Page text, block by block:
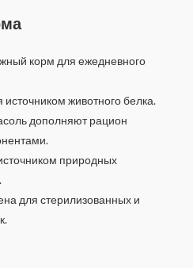
корм для ежедневного
животного белка.
дополняют рацион
природных
для стерилизованных и